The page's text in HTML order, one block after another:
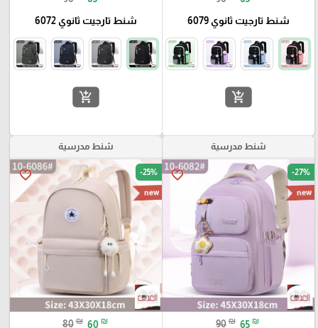
شنط تارجيت ثانوي 6079
add_shopping_cart
شنط تارجيت ثانوي 6072
add_shopping_cart
شنط مدرسية
favorite_border -27%
new
90 ₪ 65 ₪
شنط مدرسية
favorite_border -25%
new
80 ₪ 60 ₪